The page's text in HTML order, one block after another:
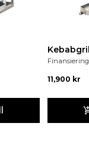
Finansiering
11,900 kr